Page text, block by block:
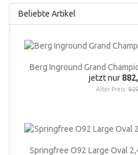
Beliebte Artikel
Berg Inground Grand
jetzt nur
Alter Preis:
Springfree O92 Large Oval